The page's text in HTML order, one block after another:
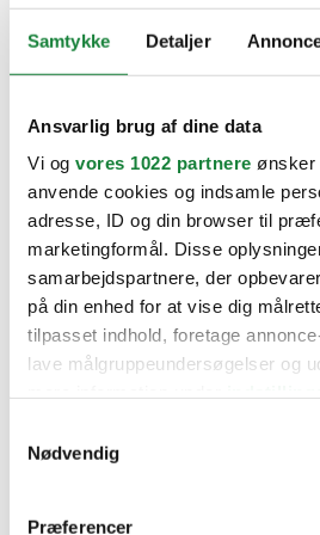
Samtykke Detaljer
Ansvarlig brug af dine data
Vi og vores 1022 partnere ønsker
anvende cookies og indsamle
adresse, ID og din browser til
marketingformål. Disse
samarbejdspartnere, der
på din enhed for at vise dig
tilpasset indhold, foretage
lave målgruppeundersøgelser og
tilbage eller ændre indstillinger fra
"Cookiedeklaration", eller ved at
Nødvendig
Præferencer